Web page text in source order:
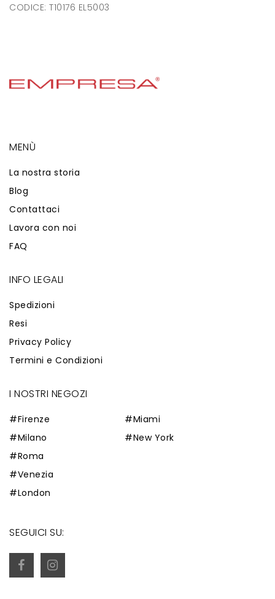
CODICE: T10176 EL5003
MENÙ
La nostra storia
Blog
Contattaci
Lavora con noi
FAQ
INFO LEGALI
Spedizioni
Resi
Privacy Policy
Termini e Condizioni
I NOSTRI NEGOZI
#Firenze
#Milano
#Roma
#Venezia
#London
#Miami
#New York
SEGUICI SU: